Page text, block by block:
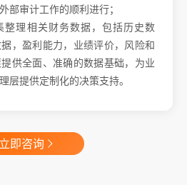
部审计工作的顺利进行；
理相关财务数据，包括历史数
，盈利能力，业绩评价，风险和
供全面、准确的数据基础，为业
层提供定制化的决策支持。
立即咨询